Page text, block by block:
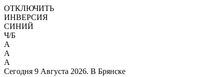
ОТКЛЮЧИТЬ
ИНВЕРСИЯ
СИНИЙ
Ч/Б
A
A
A
Сегодня 9 Августа 2026. В Брянске